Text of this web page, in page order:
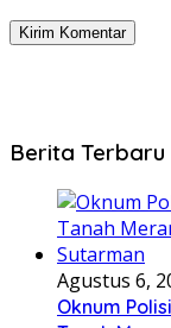
Berita Terbaru
Agustus 6,
Oknum